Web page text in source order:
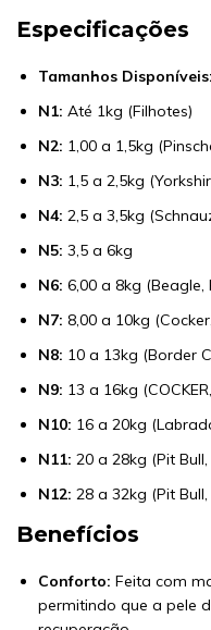
Especificações
Tamanhos Disponíveis:
N1: Até 1kg (Filhotes)
N2: 1,00 a 1,5kg
N3: 1,5 a 2,5kg
N4: 2,5 a 3,5kg
N5: 3,5 a 6kg
N6: 6,00 a 8kg (Beagle,
N7: 8,00 a 10kg
N8: 10 a 13kg (Border
N9: 13 a 16kg
N10: 16 a 20kg
N11: 20 a 28kg (Pit Bull,
N12: 28 a 32kg (Pit Bull,
Benefícios
Conforto: Feita com
permitindo que a pele